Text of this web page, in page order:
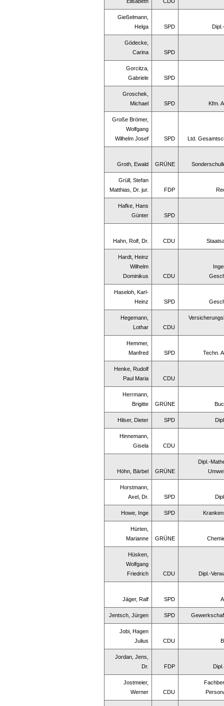
Gießelmann,
Helga
SPD
Gödecke,
Carina
SPD
Gorcitza,
Gabriele
SPD
Groschek,
Michael
SPD Kfm.
Große Brömer,
Wolfgang
Wilhelm Josef
SPD Ltd.
Groth, Ewald GRÜNE
Grüll, Stefan
Matthias, Dr. jur.
FDP
Hafke, Hans
Günter
SPD
Hahn, Rolf, Dr. CDU
Hardt, Heinz
Wilhelm
Dominikus
CDU
Haseloh, Karl-
Heinz
SPD
Hegemann,
Lothar
CDU
Hemmer,
Manfred
SPD Techn.
Henke, Rudolf
Paul Maria
CDU
Herrmann,
Brigitte
GRÜNE
Hilser, Dieter SPD
Hinnemann,
Gisela
CDU
Höhn, Bärbel GRÜNE
Dipl.-
Horstmann,
Axel, Dr.
SPD
Howe, Inge SPD
Hürten,
Marianne
GRÜNE
Hüsken,
Wolfgang
Friedrich
CDU Dipl.-
Jäger, Ralf SPD
Jentsch, Jürgen SPD
Jobi, Hagen
Julius
CDU
Jordan, Jens,
Dr.
FDP
Jostmeier,
Werner
CDU